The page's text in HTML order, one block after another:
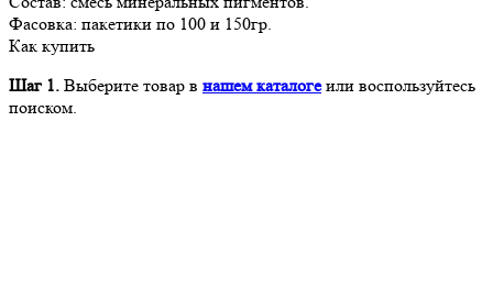
Фасовка: пакетики по 100 и 150гр.
Как купить
Шаг 1. Выберите товар в нашем каталогеили воспользуйтесь
поиском.